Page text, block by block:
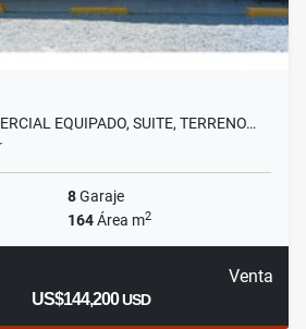
EQUIPADO, SUITE, TERRENO…
8Garaje
164Área m2
Venta
US$144,200USD